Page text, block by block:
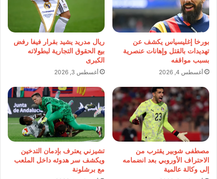
بورخا إغليسياس يكشف عن
تهديدات بالقتل وإهانات عنصرية
بسبب مواقفه
أغسطس 4, 2026
ريال مدريد يشيد بقرار فيفا رفض
بيع الحقوق التجارية لبطولاته
الكبرى
أغسطس 3, 2026
مصطفى شوبير يقترب من
الاحتراف الأوروبي بعد انضمامه
إلى وكالة عالمية
تشيزني يعترف بإدمان التدخين
ويكشف سر هدوئه داخل الملعب
مع برشلونة